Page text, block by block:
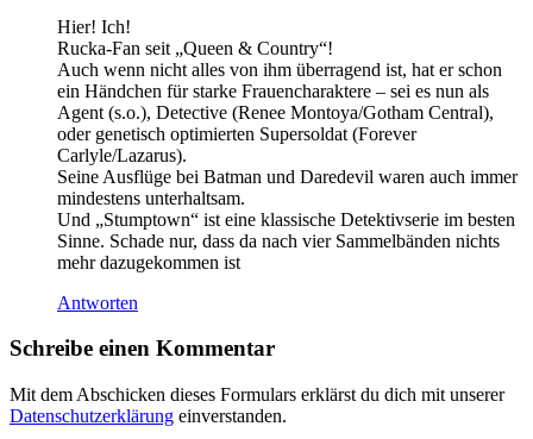
Hier! Ich!
Rucka-Fan seit „Queen & Country“!
Auch wenn nicht alles von ihm überragend ist, hat er schon
ein Händchen für starke Frauencharaktere – sei es nun als
Agent (s.o.), Detective (Renee Montoya/Gotham Central),
oder genetisch optimierten Supersoldat (Forever
Carlyle/Lazarus).
Seine Ausflüge bei Batman und Daredevil waren auch immer
mindestens unterhaltsam.
Und „Stumptown“ ist eine klassische Detektivserie im besten
Sinne. Schade nur, dass da nach vier Sammelbänden nichts
mehr dazugekommen ist
Antworten
Schreibe einen Kommentar
Mit dem Abschicken dieses Formulars erklärst du dich mit unserer
Datenschutzerklärung einverstanden.